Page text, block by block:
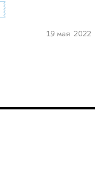
19 мая 2022